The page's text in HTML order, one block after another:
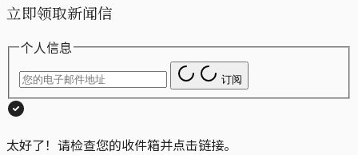
立即领取新闻信
个人信息
订阅
太好了！请检查您的收件箱并点击链接。